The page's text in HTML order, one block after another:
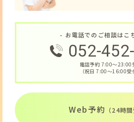
- お電話でのご相談はこ
052-
電話予約 7:00〜23:00
（祝日 7:00〜16:00受
Web予約 （24時間